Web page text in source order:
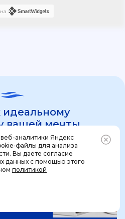
+7 (499) 444-31-53
аналитики Яндекс
файлы для анализа
Вы даете согласие
данных с помощью этого
политикой
идеальному
вашей мечты